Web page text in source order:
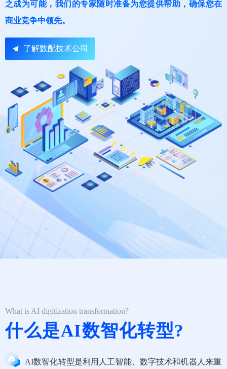
之成为可能，我们的专家随时准备为您提供帮助，确保您在
商业竞争中领先。
끔 了解数配技术公司
What is AI digitization transformation?
什么是AI数智化转型?
AI数智化转型是利用人工智能、数字技术和机器人来重